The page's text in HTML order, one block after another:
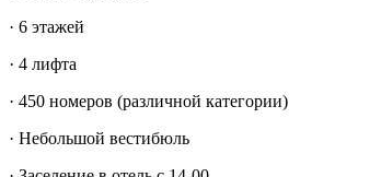
· 6 этажей
· 4 лифта
· 450 номеров (различной категории)
· Небольшой вестибюль